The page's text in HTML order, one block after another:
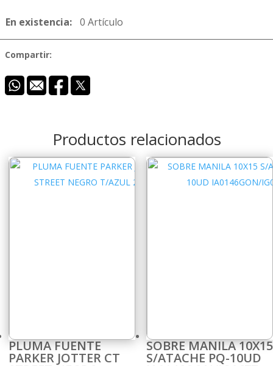
En existencia: 0 Artículo
Compartir:
Productos relacionados
PLUMA FUENTE
PARKER JOTTER CT
SOBRE MANILA 10X15
S/ATACHE PQ-10UD